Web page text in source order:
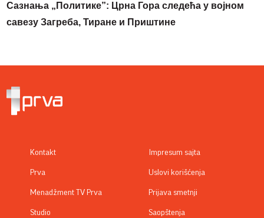
Сазнања „Политике”: Црна Гора следећа у војном
савезу Загреба, Тиране и Приштине
Kontakt
Prva
Menadžment TV Prva
Studio
Impresum sajta
Uslovi korišćenja
Prijava smetnji
Saopštenja